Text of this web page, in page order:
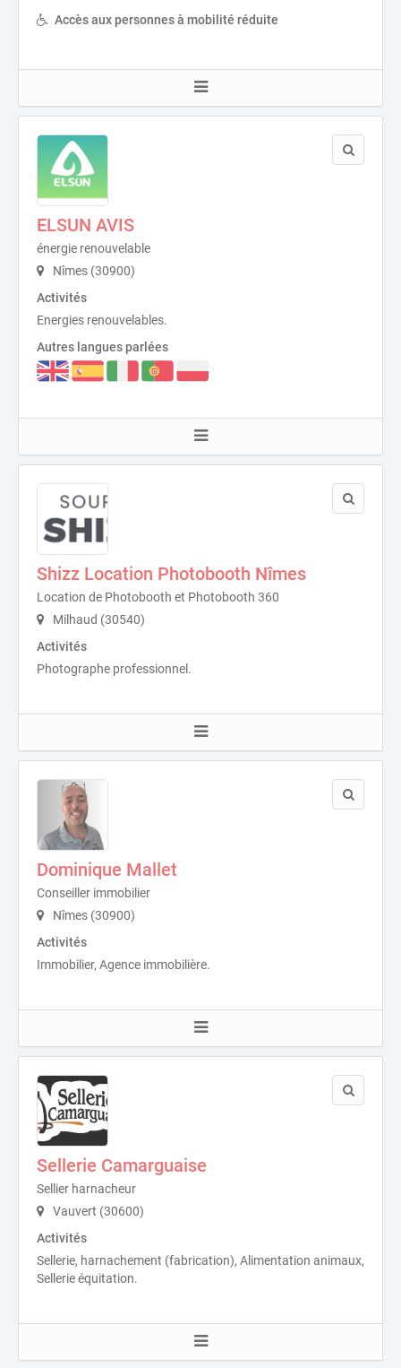
Accès aux personnes à mobilité réduite
ELSUN AVIS
énergie renouvelable
Nîmes (30900)
Activités
Energies renouvelables.
Autres langues parlées
Shizz Location Photobooth Nîmes
Location de Photobooth et Photobooth 360
Milhaud (30540)
Activités
Photographe professionnel.
Dominique Mallet
Conseiller immobilier
Nîmes (30900)
Activités
Immobilier, Agence immobilière.
Sellerie Camarguaise
Sellier harnacheur
Vauvert (30600)
Activités
Sellerie, harnachement (fabrication), Alimentation animaux,
Sellerie équitation.